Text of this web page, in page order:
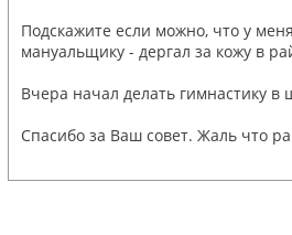
Подскажите если можно, что у
мануальщику - дергал за кожу в
Вчера начал делать
Спасибо за Ваш совет. Жаль что